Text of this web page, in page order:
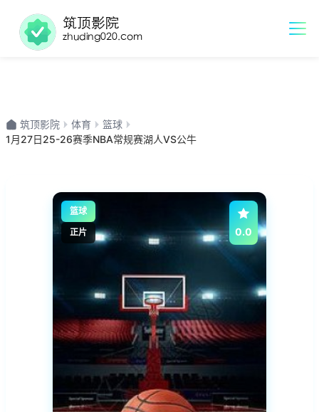
筑顶影院 体育
篮球
1月27日25-26赛季NBA常规赛湖人VS公牛
篮球
正片
0.0